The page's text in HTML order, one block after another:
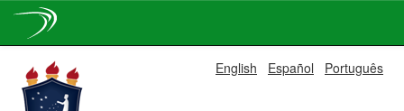
navigation
English Español Português